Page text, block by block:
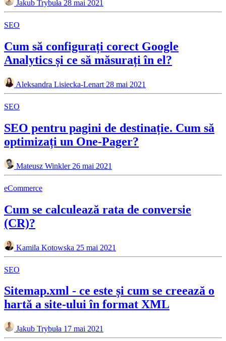
Jakub Trybuła 28 mai 2021
SEO
Cum să configurați corect Google
Analytics și ce să măsurați în el?
Aleksandra Lisiecka-Lenart 28 mai 2021
SEO
SEO pentru pagini de destinație. Cum să
optimizați un One-Pager?
Mateusz Winkler 26 mai 2021
eCommerce
Cum se calculează rata de conversie
(CR)?
Kamila Kotowska 25 mai 2021
SEO
Sitemap.xml - ce este și cum se creează o
hartă a site-ului în format XML
Jakub Trybuła 17 mai 2021